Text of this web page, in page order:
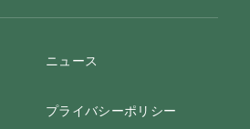
ニュース
プライバシーポリシー